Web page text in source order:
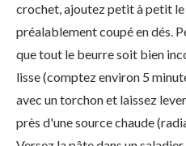
crochet, ajoutez petit à petit
préalablement coupé en dés.
que tout le beurre soit bien
lisse (comptez environ 5
avec un torchon et laissez
près d'une source chaude